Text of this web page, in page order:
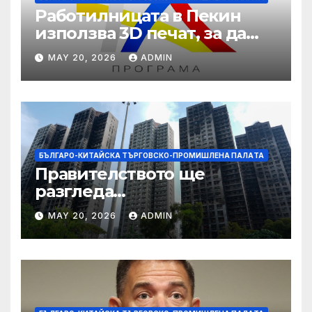
Работилницата в Пекин
използва 3D печат, за да
даде възможност на
работниците с увреждания
MAY 20, 2026 ADMIN
БЪЛГАРО-КИТАЙСКА ТЪРГОВСКО-ПРОМИШЛЕНА ПАЛAТА
Правителството ще
разгледа
застрахователните
претенции на Wang Fuk
Court по план за обратно
изкупуване: Хоп
MAY 20, 2026 ADMIN